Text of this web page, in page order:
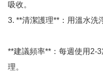
吸收。
3. **清潔護理**：用溫水洗
**建議頻率**：每週使用2-
理。